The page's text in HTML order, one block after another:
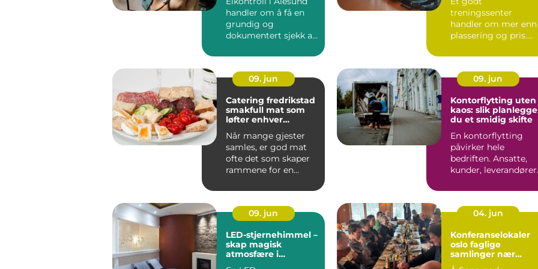
handler om å få en
grundig og
dokumentert sjekk av
treningssenter
handler om mer enn
plassering og pris.
inn i et senter de ne...
09. jun
Catering fredrikstad
smakfull mat som
løfter enhver
Når mange gjester
samles, er god mat
ofte det som skaper
rammene for en
anledni...
09. jun
Kontorflytting uten
kaos: slik
du et smidig skifte
En kontorflytting
påvirker hele
bedriften. Ansatte,
kunder, leverandører
på kro...
09. jun
LED-stjernehimmel –
skap magisk
atmosfære i
04. jun
Konferanselokaler
oslo faglige
samlinger nær
naturen